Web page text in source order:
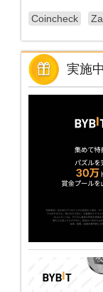
Coincheck
実施